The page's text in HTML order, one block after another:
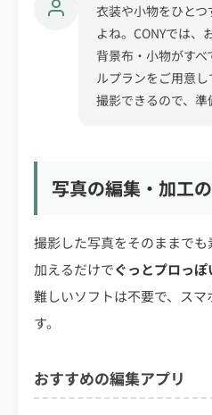
衣装や小物をひと
よね。CONYでは、
背景布・小物がす
ルプランをご用意
撮影できるので、準
写真の編集・加工
撮影した写真をそのままで
加えるだけでぐっとプロっぽ
難しいソフトは不要で、ス
す。
おすすめの編集アプリ